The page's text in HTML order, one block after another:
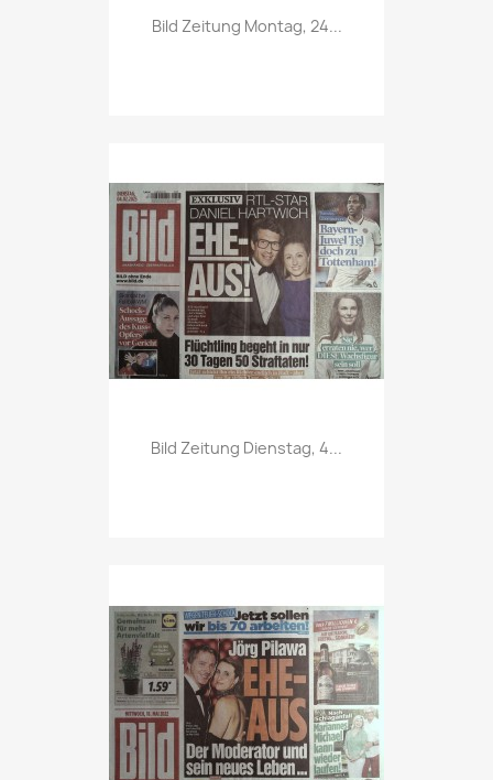
Vorschau
Bild Zeitung Montag, 24...
Vorschau
Bild Zeitung Dienstag, 4...